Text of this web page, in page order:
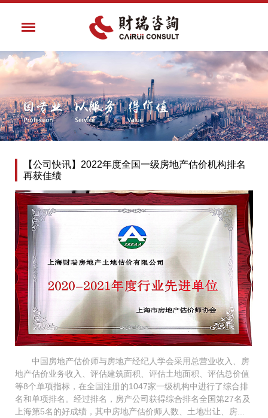
【公司快讯】2022年度全国一级房地产估价机构排名
再获佳绩
中国房地产估价师与房地产经纪人学会采用总营业收入、房
地产估价业务收入、评估建筑面积、评估土地面积、评估总价值
等8个单项指标，在全国注册的1047家一级机构中进行了综合排
名和单项排名。经过排名，房产公司获得综合排名全国第27名及
上海第5名的好成绩，其中房地产估价师人数、土地出让、房...